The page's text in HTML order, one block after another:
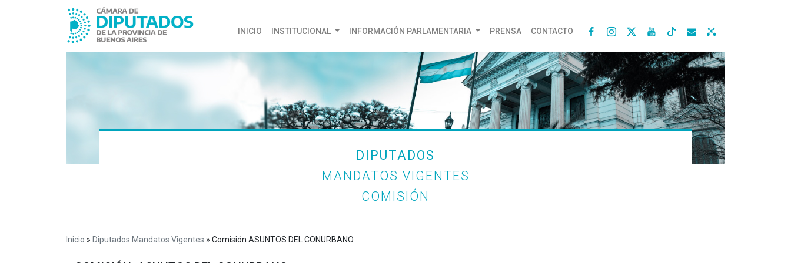
INICIO (CURRENT)
INSTITUCIONAL INFORMACIÓN PARLAMENTARIA PRENSA CONTACTO    
DIPUTADOS
MANDATOS VIGENTES
COMISIÓN
Inicio » Diputados Mandatos Vigentes » Comisión ASUNTOS DEL CONURBANO